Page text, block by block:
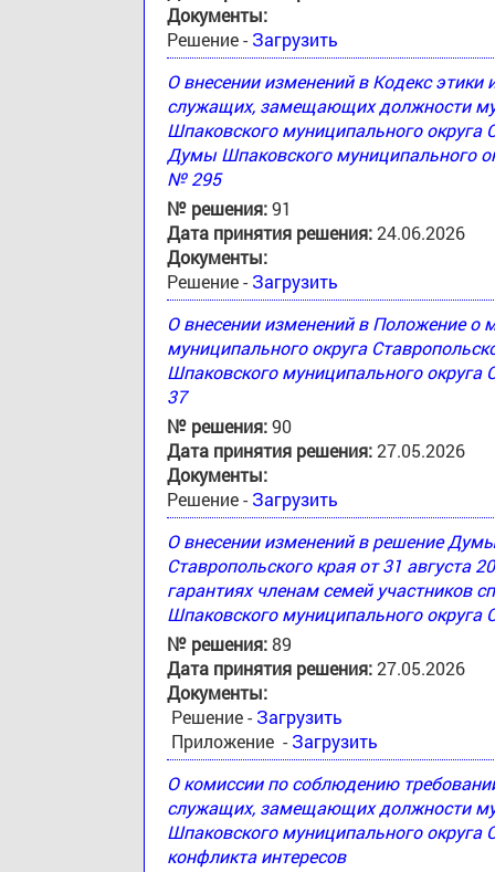
Документы:
Решение - Загрузить
О внесении изменений в Кодекс
служащих, замещающих должности
Шпаковского муниципального
Думы Шпаковского муниципального
№ 295
№ решения:91
Дата принятия решения:24.06.2026
Документы:
Решение - Загрузить
О внесении изменений в Положение
муниципального округа
Шпаковского муниципального округа
37
№ решения:90
Дата принятия решения:27.05.2026
Документы:
Решение - Загрузить
О внесении изменений в решение
Ставропольского края от 31
гарантиях членам семей участников
Шпаковского муниципального округа
№ решения:89
Дата принятия решения:27.05.2026
Документы:
Решение - Загрузить
Приложение - Загрузить
О комиссии по соблюдению
служащих, замещающих должности
Шпаковского муниципального округа
конфликта интересов